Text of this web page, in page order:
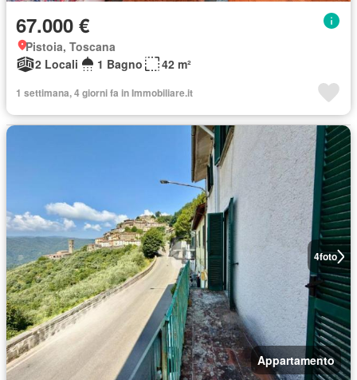
67.000 €
Pistoia, Toscana
2 Locali
1 Bagno 42 m²
1 settimana, 4 giorni fa in Immobiliare.it
4foto
Appartamento